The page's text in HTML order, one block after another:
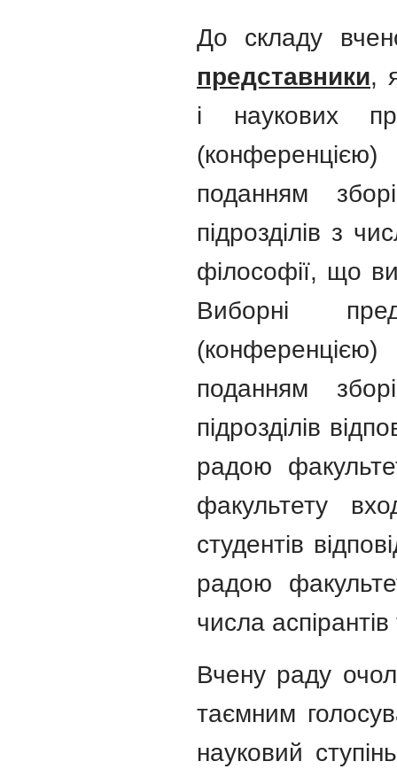
До складу
представники,
і наукових
поданням
підрозділів з
філософії, що
Виборні
поданням
підрозділів
радою
факультету
студентів
радою
числа
Вчену раду
таємним
науковий